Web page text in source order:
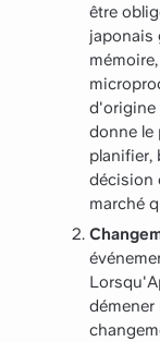
être
japonais
d'origine
donne le
planifier,
décision
marché
démener